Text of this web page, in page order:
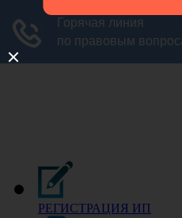
РЕГИСТРАЦИЯ ИП